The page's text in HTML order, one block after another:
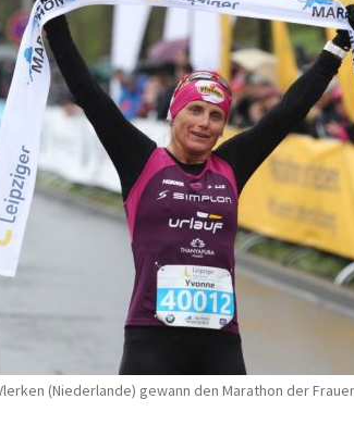
(Niederlande) gewann den Marathon der